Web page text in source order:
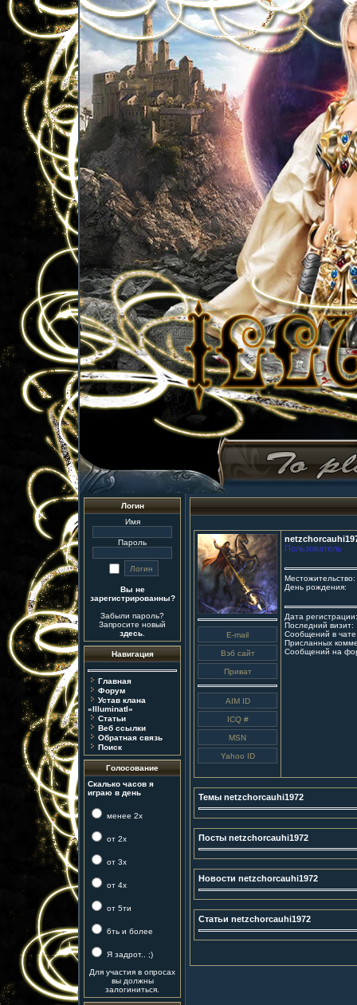
Логин
Имя
Пароль
Вы не
зарегистрированны?
Забыли пароль?
Запросите новый
здесь.
Навигация
Главная
Форум
Устав клана
«IlluminatI»
Статьи
Веб ссылки
Обратная связь
Поиск
Голосование
Скалько часов я
играю в день
менее 2х
от 2х
от 3х
от 4х
от 5ти
6ть и более
Я задрот.. ;)
Для участия в опросах
вы должны
залогиниться.
Пользователь
Местожительство:
День рождения:
Дата регистрации:
Последний визит:
Сообщений в
Присланных
Сообщений на
Темы netzchorcauhi1972
Посты netzchorcauhi1972
Новости netzchorcauhi1972
Статьи netzchorcauhi1972